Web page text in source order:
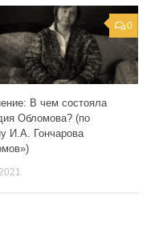
0
В чем состояла
Обломова? (по
И.А. Гончарова